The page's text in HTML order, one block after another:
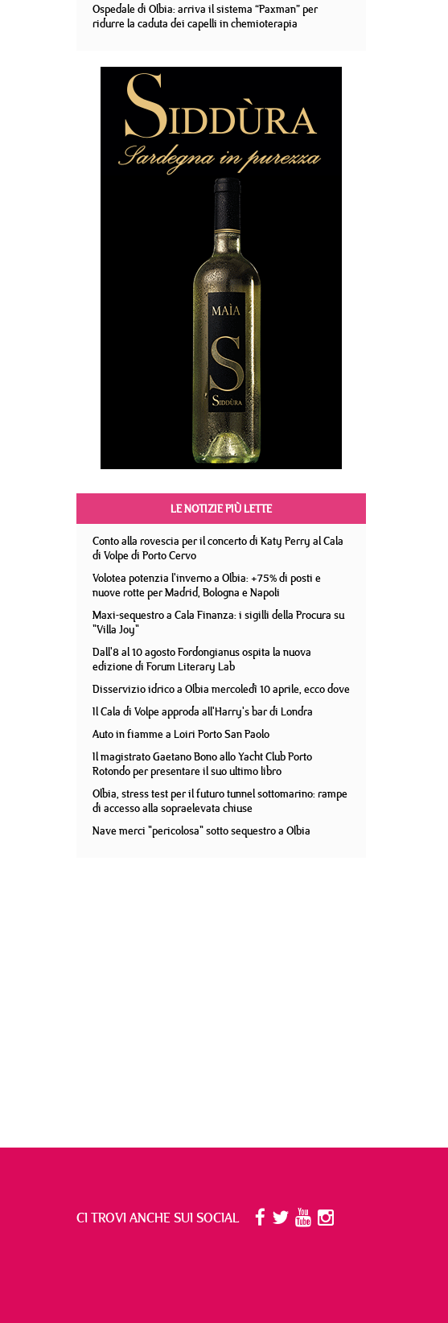
Ospedale di Olbia: arriva il sistema “Paxman” per
ridurre la caduta dei capelli in chemioterapia
LE NOTIZIE PIÙ LETTE
Conto alla rovescia per il concerto di Katy Perry al Cala
di Volpe di Porto Cervo
Volotea potenzia l'inverno a Olbia: +75% di posti e
nuove rotte per Madrid, Bologna e Napoli
Maxi-sequestro a Cala Finanza: i sigilli della Procura su
"Villa Joy"
Dall'8 al 10 agosto Fordongianus ospita la nuova
edizione di Forum Literary Lab
Disservizio idrico a Olbia mercoledì 10 aprile, ecco dove
Il Cala di Volpe approda all'Harry's bar di Londra
Auto in fiamme a Loiri Porto San Paolo
Il magistrato Gaetano Bono allo Yacht Club Porto
Rotondo per presentare il suo ultimo libro
Olbia, stress test per il futuro tunnel sottomarino: rampe
di accesso alla sopraelevata chiuse
Nave merci "pericolosa" sotto sequestro a Olbia
CI TROVI ANCHE SUI SOCIAL